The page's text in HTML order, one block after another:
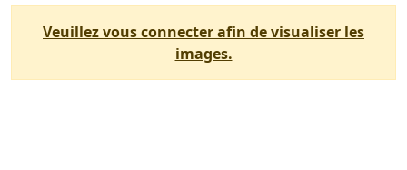
Veuillez vous connecter afin de visualiser les
images.